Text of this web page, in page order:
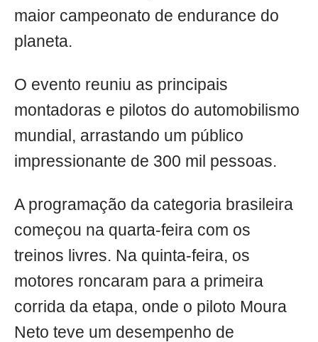
maior campeonato de endurance do
planeta.
O evento reuniu as principais
montadoras e pilotos do automobilismo
mundial, arrastando um público
impressionante de 300 mil pessoas.
A programação da categoria brasileira
começou na quarta-feira com os
treinos livres. Na quinta-feira, os
motores roncaram para a primeira
corrida da etapa, onde o piloto Moura
Neto teve um desempenho de